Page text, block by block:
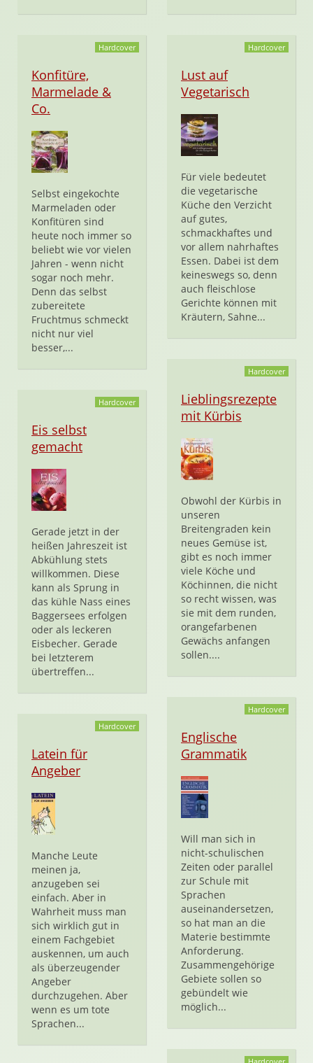
Hardcover
Konfitüre,
Marmelade &
Co.
Selbst eingekochte
Marmeladen oder
Konfitüren sind
heute noch immer so
beliebt wie vor vielen
Jahren - wenn nicht
sogar noch mehr.
Denn das selbst
zubereitete
Fruchtmus schmeckt
nicht nur viel
besser,...
Hardcover
Lust auf
Vegetarisch
Für viele bedeutet
die vegetarische
Küche den Verzicht
auf gutes,
schmackhaftes und
vor allem nahrhaftes
Essen. Dabei ist dem
keineswegs so, denn
auch fleischlose
Gerichte können mit
Kräutern, Sahne...
Hardcover
Eis selbst
gemacht
Gerade jetzt in der
heißen Jahreszeit ist
Abkühlung stets
willkommen. Diese
kann als Sprung in
das kühle Nass eines
Baggersees erfolgen
oder als leckeren
Eisbecher. Gerade
bei letzterem
übertreffen...
Hardcover
Lieblingsrezepte
mit Kürbis
Obwohl der Kürbis in
unseren
Breitengraden kein
neues Gemüse ist,
gibt es noch immer
viele Köche und
Köchinnen, die nicht
so recht wissen, was
sie mit dem runden,
orangefarbenen
Gewächs anfangen
sollen....
Hardcover
Latein für
Angeber
Manche Leute
meinen ja,
anzugeben sei
einfach. Aber in
Wahrheit muss man
sich wirklich gut in
einem Fachgebiet
auskennen, um auch
als überzeugender
Angeber
durchzugehen. Aber
wenn es um tote
Sprachen...
Hardcover
Englische
Grammatik
Will man sich in
nicht-schulischen
Zeiten oder parallel
zur Schule mit
Sprachen
auseinandersetzen,
so hat man an die
Materie bestimmte
Anforderung.
Zusammengehörige
Gebiete sollen so
gebündelt wie
möglich...